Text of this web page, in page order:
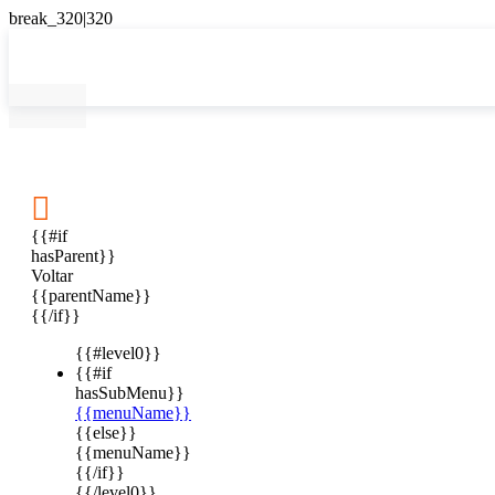

{{#if
hasParent}}
Voltar
{{parentName}}
{{/if}}
{{#level0}}
{{#if
hasSubMenu}}
{{menuName}}
{{else}}
{{menuName}}
{{/if}}